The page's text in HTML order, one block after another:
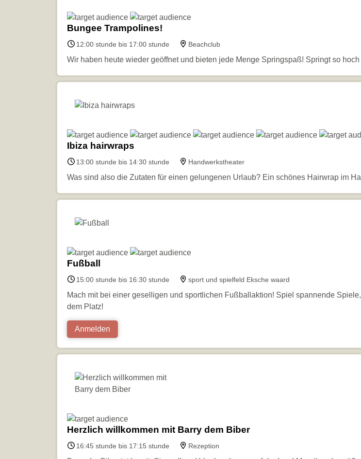
Bungee Trampolines!
12:00 stunde bis 17:00 stunde Beachclub
Wir haben heute wieder geöffnet und bieten jede Menge Springspaß! Springt so
Ibiza hairwraps
13:00 stunde bis 14:30 stunde Handwerkstheater
Was sind also die Zutaten für einen gelungenen Urlaub? Ein schönes Hairwrap im
Fußball
15:00 stunde bis 16:30 stunde sport und spielfeld Eksche waard
Mach mit bei einer geselligen und sportlichen Fußballaktion! Spiel spannende
dem Platz!
Anmelden
Herzlich willkommen mit Barry dem Biber
16:45 stunde bis 17:15 stunde Rezeption